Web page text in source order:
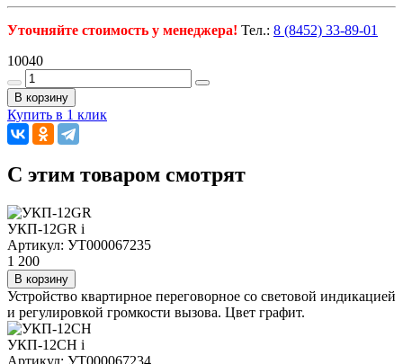
Уточняйте стоимость у менеджера! Тел.: 8 (8452) 33-89-01
10040
В корзину
Купить в 1 клик
C этим товаром смотрят
УКП-12GR i
Артикул: УТ000067235
1 200
В корзину
Устройство квартирное переговорное со световой индикацией
и регулировкой громкости вызова. Цвет графит.
УКП-12CH i
Артикул: УТ000067234